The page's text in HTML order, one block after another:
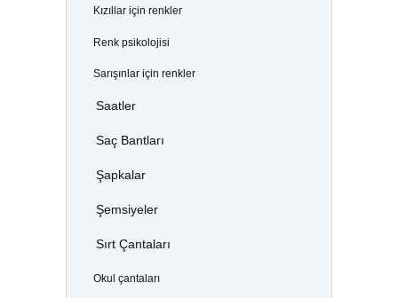
Kızıllar için renkler
Renk psikolojisi
Sarışınlar için renkler
Saatler
Saç Bantları
Şapkalar
Şemsiyeler
Sırt Çantaları
Okul çantaları